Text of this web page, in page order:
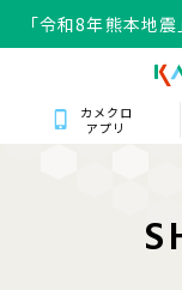
「令和8年熊本地
カメクロ
アプリ
S